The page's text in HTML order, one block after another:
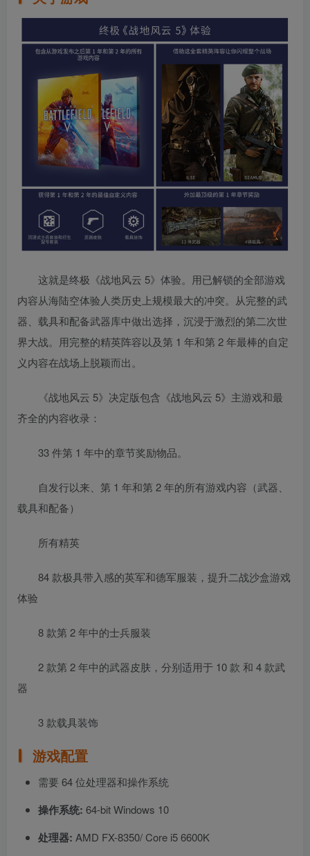
这就是终极《战地风云 5》体验。用已解锁的全部游戏
内容从海陆空体验人类历史上规模最大的冲突。从完整的武
器、载具和配备武器库中做出选择，沉浸于激烈的第二次世
界大战。用完整的精英阵容以及第 1 年和第 2 年最棒的自定
义内容在战场上脱颖而出。
《战地风云 5》决定版包含《战地风云 5》主游戏和最
齐全的内容收录：
33 件第 1 年中的章节奖励物品。
自发行以来、第 1 年和第 2 年的所有游戏内容（武器、
载具和配备）
所有精英
84 款极具带入感的英军和德军服装，提升二战沙盒游戏
体验
8 款第 2 年中的士兵服装
2 款第 2 年中的武器皮肤，分别适用于 10 款 和 4 款武
器
3 款载具装饰
游戏配置
需要 64 位处理器和操作系统
操作系统: 64-bit Windows 10
处理器: AMD FX-8350/ Core i5 6600K